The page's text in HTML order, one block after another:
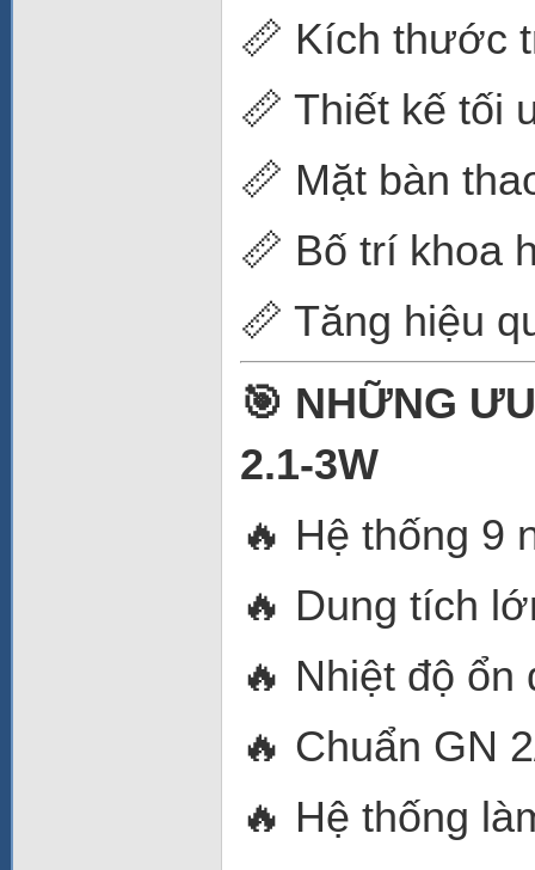
📏 Kích thước
📏 Thiết kế tối
📏 Mặt bàn
📏 Bố trí khoa
📏 Tăng hiệu
🎯 NHỮNG
2.1-3W
🔥 Hệ thống 9
🔥 Dung tích
🔥 Nhiệt độ ổn
🔥 Chuẩn GN
🔥 Hệ thống